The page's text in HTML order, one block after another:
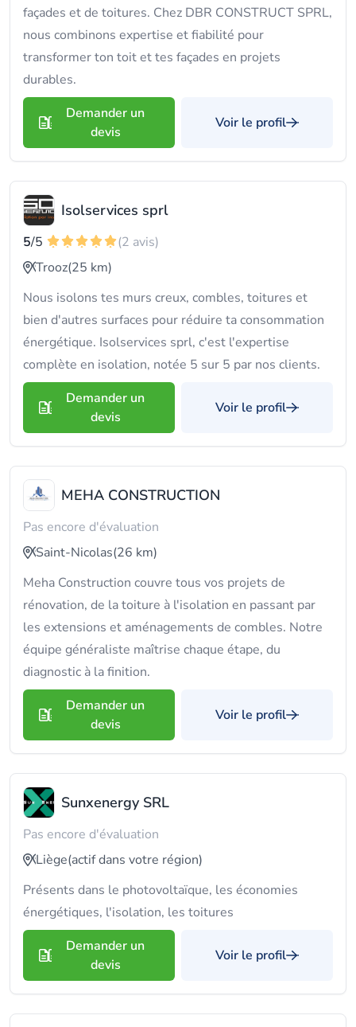
façades et de toitures. Chez DBR CONSTRUCT SPRL,
nous combinons expertise et fiabilité pour
transformer ton toit et tes façades en projets
durables.
Demander un
devis
Voir le profil
Isolservices sprl
5/5
(2 avis)
Trooz(25 km)
Nous isolons tes murs creux, combles, toitures et
bien d'autres surfaces pour réduire ta consommation
énergétique. Isolservices sprl, c'est l'expertise
complète en isolation, notée 5 sur 5 par nos clients.
Demander un
devis
Voir le profil
MEHA CONSTRUCTION
Pas encore d'évaluation
Saint-Nicolas(26 km)
Meha Construction couvre tous vos projets de
rénovation, de la toiture à l'isolation en passant par
les extensions et aménagements de combles. Notre
équipe généraliste maîtrise chaque étape, du
diagnostic à la finition.
Demander un
devis
Voir le profil
Sunxenergy SRL
Pas encore d'évaluation
Liège(actif dans votre région)
Présents dans le photovoltaïque, les économies
énergétiques, l'isolation, les toitures
Demander un
devis
Voir le profil